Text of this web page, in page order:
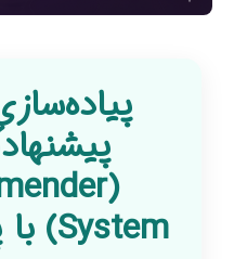
System) با پایتون